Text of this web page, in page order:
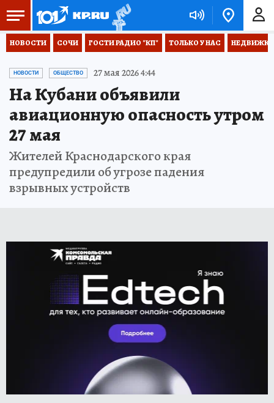
НОВОСТИ СОЧИ ГОСТИ РАДИО "КП" ТОЛЬКО У НАС НЕДВИЖКА
НОВОСТИ ОБЩЕСТВО 27 мая 2026 4:44
На Кубани объявили
авиационную опасность утром
27 мая
Жителей Краснодарского края
предупредили об угрозе падения
взрывных устройств